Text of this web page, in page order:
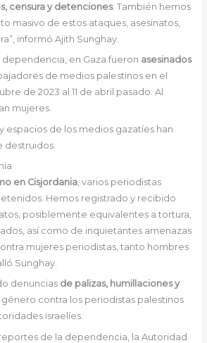
censura y detenciones. También hemos
masivo de estos ataques, asesinatos,
informó Ajith Sunghay.
dependencia, en Gaza fueron asesinados
de medios palestinos en el
de 2023 al 11 de abril pasado. Al
mujeres.
espacios de los medios gazatíes han
en Cisjordania, varios periodistas
Hemos registrado y recibido
posiblemente equivalentes a tortura,
así como de inquietantes amenazas
mujeres periodistas, tanto hombres
Sunghay.
denuncias de palizas, humillaciones y
contra los periodistas palestinos
israelíes.
de la dependencia, la Autoridad